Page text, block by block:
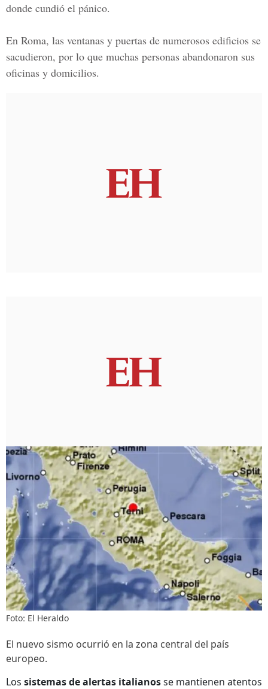
donde cundió el pánico.
En Roma, las ventanas y puertas de numerosos edificios se
sacudieron, por lo que muchas personas abandonaron sus
oficinas y domicilios.
Foto: El Heraldo
El nuevo sismo ocurrió en la zona central del país
europeo.
Los sistemas de alertas italianosse mantienen atentos